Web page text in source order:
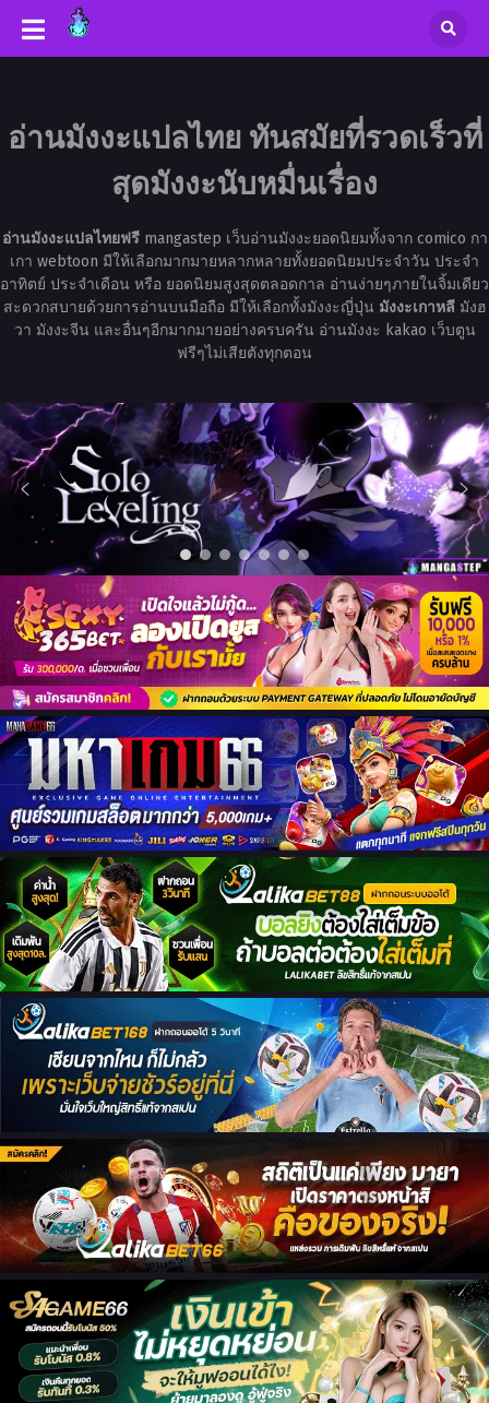
อ่านมังงะแปลไทย ทันสมัยที่รวดเร็วที่
สุดมังงะนับหมื่นเรื่อง
อ่านมังงะแปลไทยฟรีmangastep เว็บอ่านมังงะยอดนิยมทั้งจาก comico กา
เกา webtoon มีให้เลือกมากมายหลากหลายทั้งยอดนิยมประจำวัน ประจำ
อาทิตย์ ประจำเดือน หรือ ยอดนิยมสูงสุดตลอดกาล อ่านง่ายๆภายในจิ้มเดียว
สะดวกสบายด้วยการอ่านบนมือถือ มีให้เลือกทั้งมังงะญี่ปุ่น มังงะเกาหลีมังฮ
วา มังงะจีน และอื่นๆอีกมากมายอย่างครบครัน อ่านมังงะ kakao เว็บตูน
ฟรีๆไม่เสียตังทุกตอน